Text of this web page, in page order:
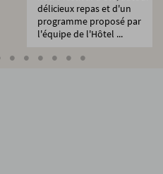
délicieux repas et d'un
programme proposé par
l'équipe de l'Hôtel ...